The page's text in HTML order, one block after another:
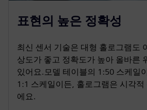
표현의 높은 정확성
최신 센서 기술은 대형 홀로그램도
상도가 좋고 정확도가 높아 올바른
있어요.모델 테이블의 1:50 스케일
1:1 스케일이든, 홀로그램은 시각적
에요.